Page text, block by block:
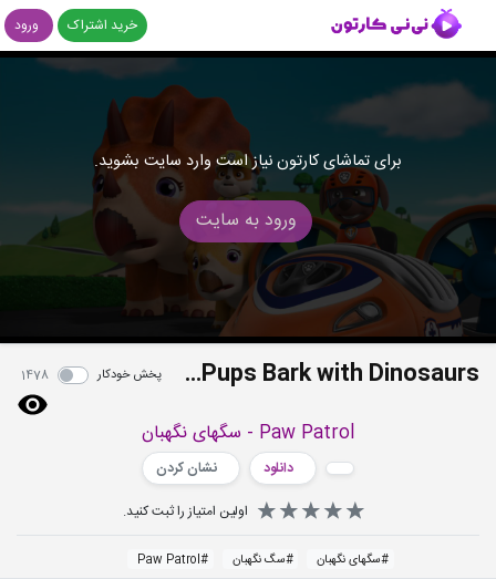
خرید اشتراک ورود
برای تماشای کارتون نیاز است وارد سایت بشوید.
ورود به سایت
S02E26 - Pups Bark with Dinosaurs پخش خودکار 1478
Paw Patrol - سگهای نگهبان
دانلود
نشان کردن
اولین امتیاز را ثبت کنید.
#سگهای نگهبان #سگ نگهبان #
Paw Patrol